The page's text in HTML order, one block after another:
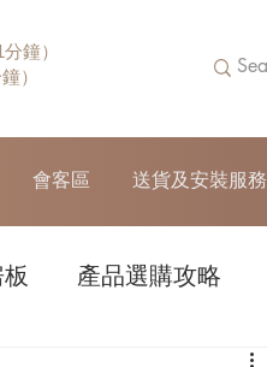
鐘）
）
會客區 送貨及安裝服務
產品選購攻略